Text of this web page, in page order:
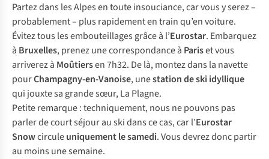
Partez dans les Alpes en toute insouciance, car vous y serez –
probablement – plus rapidement en train qu’en voiture.
Évitez tous les embouteillages grâce à l’Eurostar. Embarquez
à Bruxelles, prenez une correspondance à Pariset vous
arriverez à Moûtiersen 7h32. De là, montez dans la navette
pourChampagny-en-Vanoise, unestation de ski idyllique
qui jouxte sa grande sœur, La Plagne.
Petite remarque : techniquement, nous ne pouvons pas
parler de court séjour au ski dans ce cas, car l’Eurostar
Snowcirculeuniquement le samedi. Vous devrez donc partir
au moins une semaine.